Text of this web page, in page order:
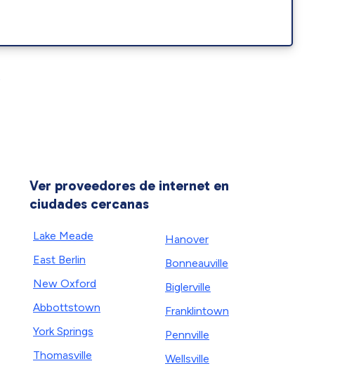
Ver proveedores de internet en
ciudades cercanas
Lake Meade
East Berlin
New Oxford
Abbottstown
York Springs
Thomasville
Hanover
Bonneauville
Biglerville
Franklintown
Pennville
Wellsville